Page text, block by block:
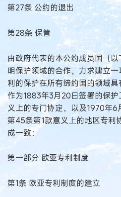
第27条 公约的退出
第28条 保管
由政府代表的本公约成员国（
明保护领域的合作，力求建立
利的保护在所有缔约国的领域
作为1883年3月20日签署的保
义上的专门协定，以及1970年
第45条第1款意义上的地区专利
成一致：
第一部分 欧亚专利制度
第1条 欧亚专利制度的建立